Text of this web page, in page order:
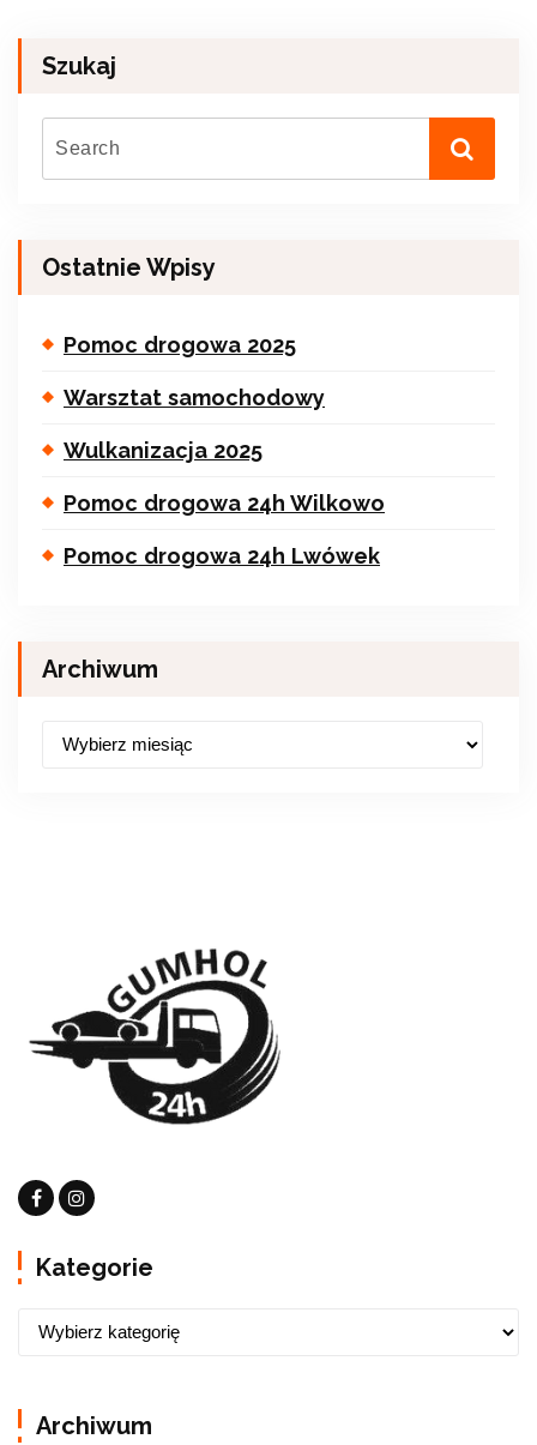
Szukaj
Ostatnie Wpisy
Pomoc drogowa 2025
Warsztat samochodowy
Wulkanizacja 2025
Pomoc drogowa 24h Wilkowo
Pomoc drogowa 24h Lwówek
Archiwum
Kategorie
Archiwum